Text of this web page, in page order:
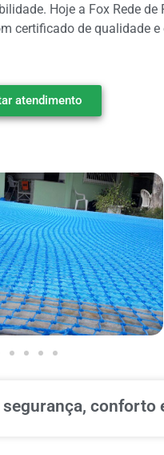
Hoje a Fox Rede
certificado de qualidade
atendimento
conforto